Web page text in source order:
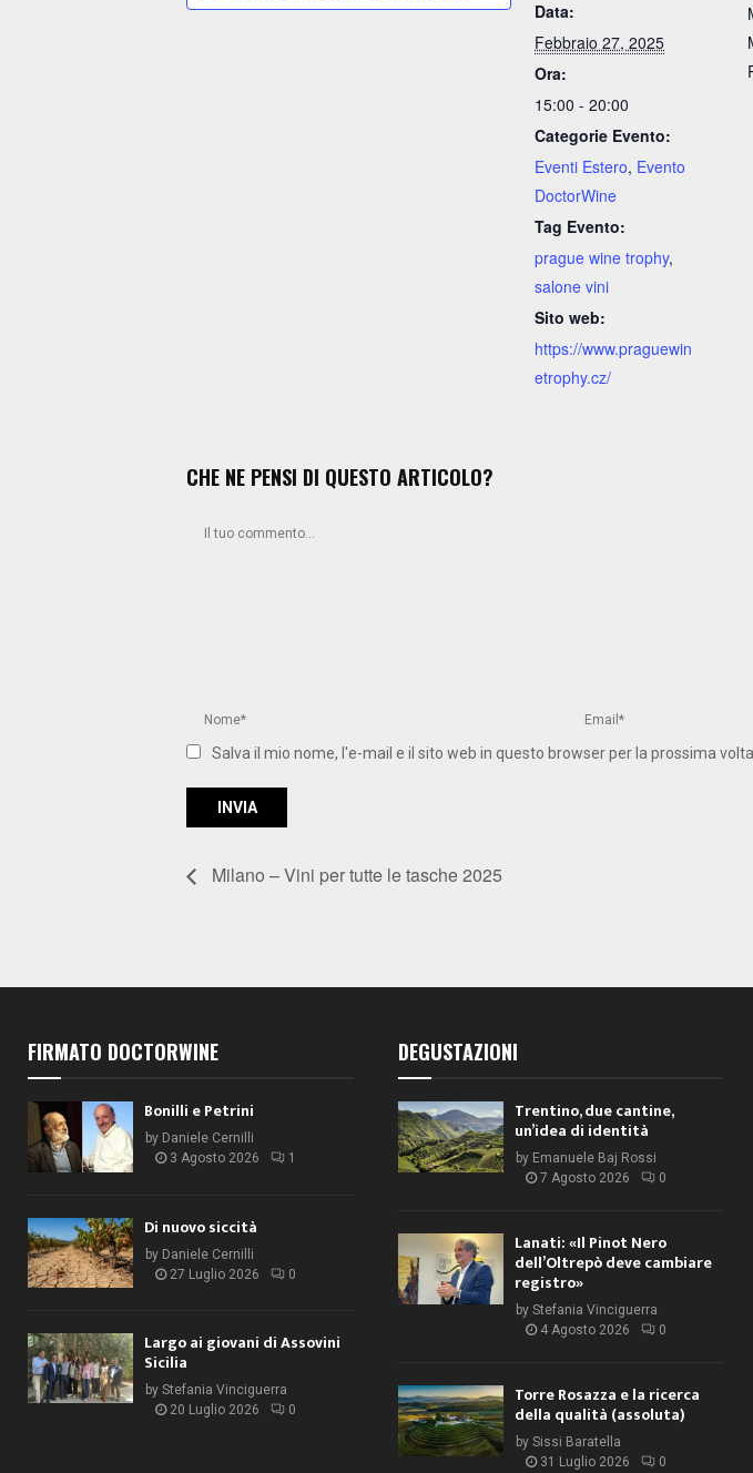
Data:
Febbraio 27, 2025
Ora:
15:00 - 20:00
Categorie Evento:
Eventi Estero, Evento
DoctorWine
Tag Evento:
prague wine trophy,
salone vini
Sito web:
https://www.praguewin
etrophy.cz/
CHE NE PENSI DI QUESTO ARTICOLO?
Salva il mio nome, l'e-mail e il sito web in questo browser per la prossima
Milano – Vini per tutte le tasche 2025
FIRMATO DOCTORWINE
Bonilli e Petrini
by Daniele Cernilli
3 Agosto 2026
1
Di nuovo siccità
by Daniele Cernilli
27 Luglio 2026
0
Largo ai giovani di Assovini
Sicilia
by Stefania Vinciguerra
20 Luglio 2026
0
DEGUSTAZIONI
Trentino, due cantine,
un’idea di identità
by Emanuele Baj Rossi
7 Agosto 2026
0
Lanati: «Il Pinot Nero
dell’Oltrepò deve cambiare
registro»
by Stefania Vinciguerra
4 Agosto 2026
0
Torre Rosazza e la ricerca
della qualità (assoluta)
by Sissi Baratella
31 Luglio 2026
0